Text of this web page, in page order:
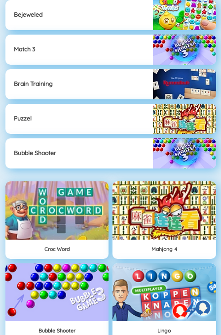
Bejeweled
Match 3
Brain Training
Puzzel
Bubble Shooter
Croc Word Mahjong 4
Bubble Shooter Lingo